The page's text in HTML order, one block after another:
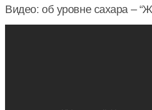
Видео: об уровне сахара –